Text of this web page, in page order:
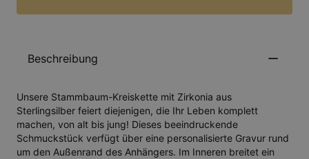
Beschreibung
Unsere Stammbaum-Kreiskette mit Zirkonia aus
Sterlingsilber feiert diejenigen, die Ihr Leben komplett
machen, von alt bis jung! Dieses beeindruckende
Schmuckstück verfügt über eine personalisierte Gravur rund
um den Außenrand des Anhängers. Im Inneren breitet ein